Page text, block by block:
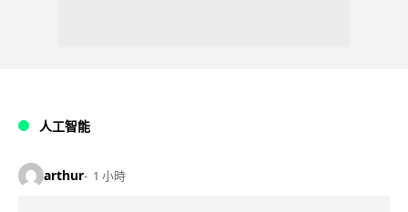
人工智能
arthur 1 小時